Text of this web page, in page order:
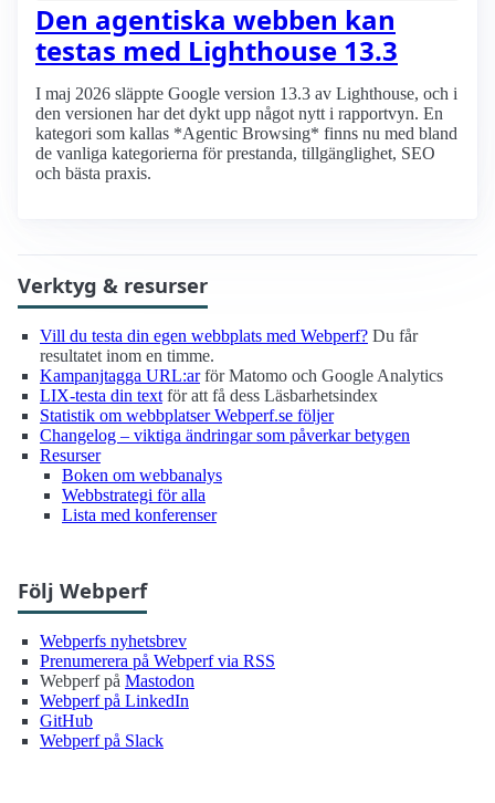
Den agentiska webben kan
testas med Lighthouse 13.3
I maj 2026 släppte Google version 13.3 av Lighthouse, och i
den versionen har det dykt upp något nytt i rapportvyn. En
kategori som kallas *Agentic Browsing* finns nu med bland
de vanliga kategorierna för prestanda, tillgänglighet, SEO
och bästa praxis.
Verktyg & resurser
Vill du testa din egen webbplats med Webperf? Du får
resultatet inom en timme.
Kampanjtagga URL:arför Matomo och Google Analytics
LIX-testa din text för att få dess Läsbarhetsindex
Statistik om webbplatser Webperf.se följer
Changelog – viktiga ändringar som påverkar betygen
Resurser
Boken om webbanalys
Webbstrategi för alla
Lista med konferenser
Följ Webperf
Webperfs nyhetsbrev
Prenumerera på Webperf via RSS
Webperf på Mastodon
Webperf på LinkedIn
GitHub
Webperf på Slack